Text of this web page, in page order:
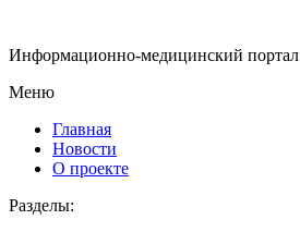
Информационно-медицинский портал
Меню
Главная
Новости
О проекте
Разделы: